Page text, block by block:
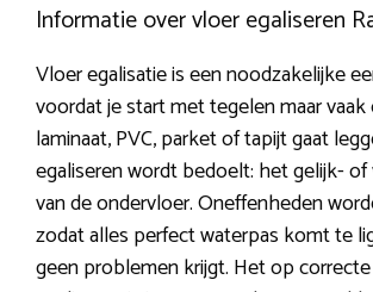
Informatie over vloer egaliseren
Vloer egalisatie is een noodzakelijke
voordat je start met tegelen maar
laminaat, PVC, parket of tapijt gaat
egaliseren wordt bedoelt: het gelijk-
van de ondervloer. Oneffenheden
zodat alles perfect waterpas komt te
geen problemen krijgt. Het op